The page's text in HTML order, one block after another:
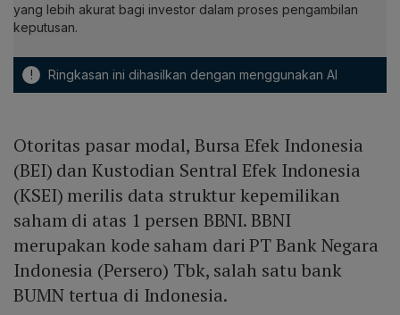
yang lebih akurat bagi investor dalam proses pengambilan
keputusan.
! Ringkasan ini dihasilkan dengan menggunakan AI
Otoritas pasar modal, Bursa Efek Indonesia
(BEI) dan Kustodian Sentral Efek Indonesia
(KSEI) merilis data struktur kepemilikan
saham di atas 1 persen BBNI. BBNI
merupakan kode saham dari PT Bank Negara
Indonesia (Persero) Tbk, salah satu bank
BUMN tertua di Indonesia.